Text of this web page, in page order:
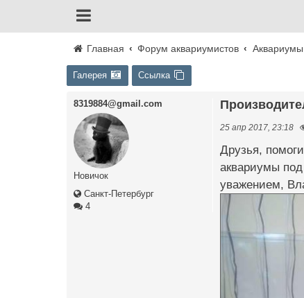
Главная Форум аквариумистов Аквариумы
Галерея Ссылка
8319884@gmail.com
Новичок
Санкт-Петербург
4
25 апр 2017, 23:18
Друзья,
аквариумы
уважением,